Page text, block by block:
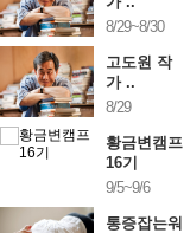
8/29~8/30
고도원 작
가 ..
8/29
황금변캠프
16기
9/5~9/6
통증잡는워